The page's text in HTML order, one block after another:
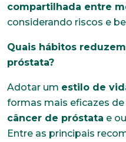
compartilhada entre
considerando riscos e
Quais hábitos
próstata?
Adotar um estilo de
formas mais eficazes
câncer de próstata e
Entre as principais
Faça parte de uma
comprometida com
colaboradores.
*Campos obrigatórios
Nome completo*